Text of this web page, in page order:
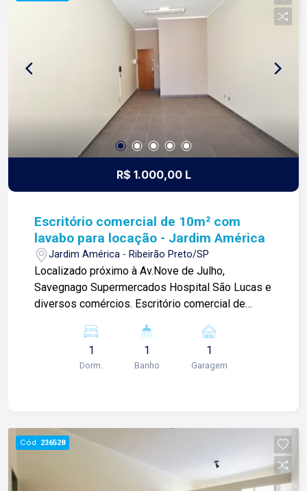
R$ 1.000,00 L
Escritório comercial de 10m² com
lavabo para locação - Jardim América
Jardim América - Ribeirão Preto/SP
Localizado próximo à Av.Nove de Julho,
Savegnago Supermercados Hospital São Lucas e
diversos comércios. Escritório comercial de
informações e agendar visita, entre em contato.
Lago é RELACIONAMENTO! Desde 1987 esta é a
nossa missão, nosso propósito e o verdadeiro
imobiliária que equilibra a tradicionalidade com o
arrojo e a força comercial da atualidade. A Lago é
sua principal imobiliária em Ribeirão Preto!
1
Dorm.
1
Banho
1
Garagem
Cód. 236528